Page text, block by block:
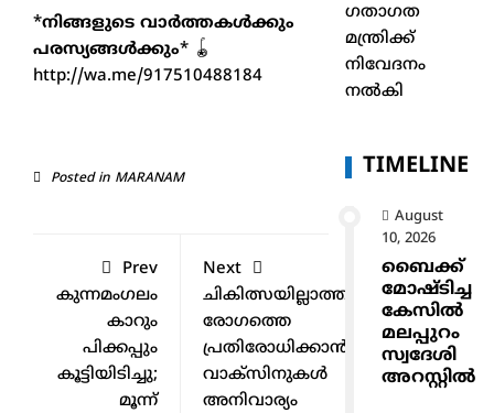
*നിങ്ങളുടെ വാർത്തകൾക്കും
പരസ്യങ്ങൾക്കും* 🪀
http://wa.me/917510488184
Posted in MARANAM
Prev
കുന്നമംഗലം
കാറും
പിക്കപ്പും
കൂട്ടിയിടിച്ചു;
മൂന്ന്
Next
ചികിത്സയില്ലാത്ത
രോഗത്തെ
പ്രതിരോധിക്കാന്‍
വാക്സിനുകള്‍
അനിവാര്യം
ഗതാഗത
മന്ത്രിക്ക്
നിവേദനം
നൽകി
TIMELINE
August
10, 2026
ബൈക്ക്
മോഷ്ടിച്ച
കേസിൽ
മലപ്പുറം
സ്വദേശി
അറസ്റ്റിൽ